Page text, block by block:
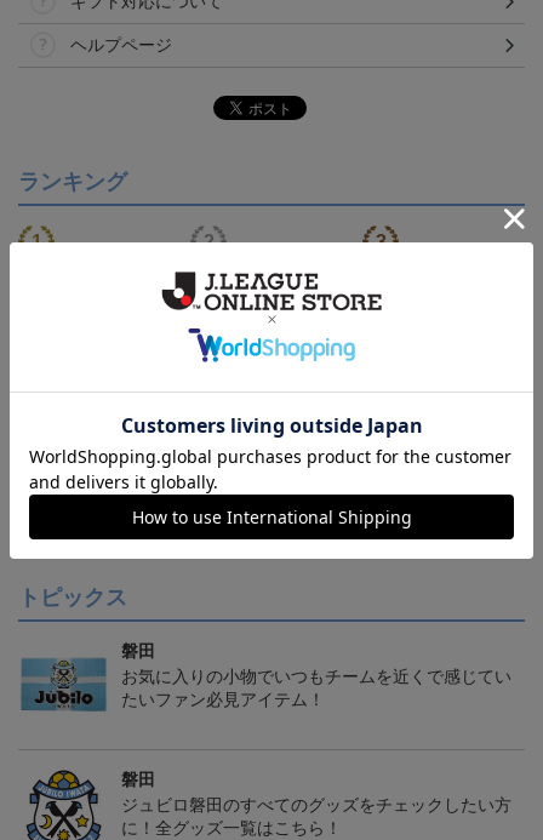
ヘルプページ
ランキング
【S～4XL】2026/27ユニ
フォーム オーセンティッ
21,450円～25,950円
【S～4XL】2026/27ユニ
フォーム オーセンティッ
クモデル:GK
21,450円～25,950円
会員特典
1,760円
会員特典
トピックス
磐田
お気に入りの小物でいつもチームを近くで感じてい
たいファン必見アイテム！
磐田
ジュビロ磐田のすべてのグッズをチェックしたい方
に！全グッズ一覧はこちら！